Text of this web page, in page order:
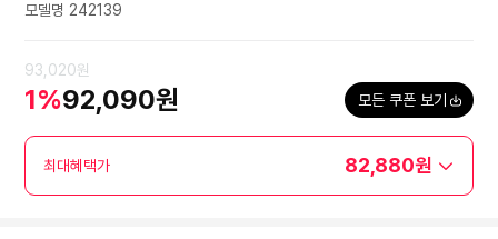
모델명 242139
93,020원
1%92,090원 모든 쿠폰 보기
최대혜택가 82,880원